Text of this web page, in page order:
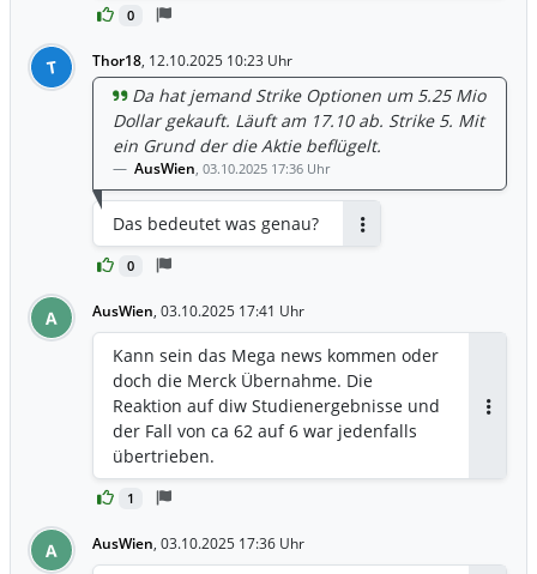
0
T Thor18, 12.10.2025 10:23 Uhr
0
Da hat jemand Strike Optionen um 5.25 Mio
Dollar gekauft. Läuft am 17.10 ab. Strike 5. Mit
ein Grund der die Aktie beflügelt.
AusWien, 03.10.2025 17:36 Uhr
Das bedeutet was genau?
A AusWien, 03.10.2025 17:41 Uhr
1
Kann sein das Mega news kommen oder
doch die Merck Übernahme. Die
Reaktion auf diw Studienergebnisse und
der Fall von ca 62 auf 6 war jedenfalls
übertrieben.
A AusWien, 03.10.2025 17:36 Uhr